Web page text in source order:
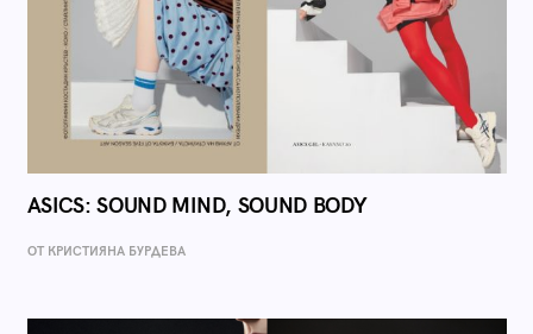
ASICS: SOUND MIND, SOUND BODY
ОТ КРИСТИЯНА БУРДЕВА